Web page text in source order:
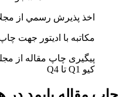
اخذ پذيرش رسمي از
مکاتبه با ادیتور جهت
کیو Q1 تا Q4